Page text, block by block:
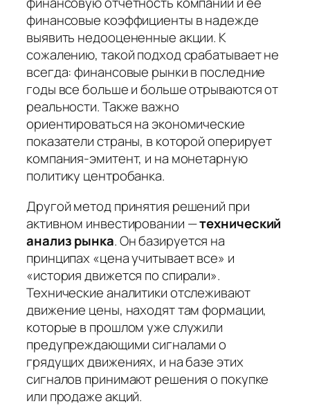
финансовые коэффициенты в надежде
выявить недооцененные акции. К
сожалению, такой подход срабатывает не
всегда: финансовые рынки в последние
годы все больше и больше отрываются от
реальности. Также важно
ориентироваться на экономические
показатели страны, в которой оперирует
компания-эмитент, и на монетарную
политику центробанка.
Другой метод принятия решений при
активном инвестировании —технический
анализ рынка. Он базируется на
принципах «цена учитывает все» и
«история движется по спирали».
Технические аналитики отслеживают
движение цены, находят там формации,
которые в прошлом уже служили
предупреждающими сигналами о
грядущих движениях, и на базе этих
сигналов принимают решения о покупке
или продаже акций.